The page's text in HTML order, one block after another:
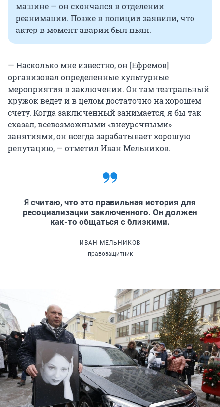
машине — он скончался в отделении
реанимации. Позже в полиции заявили, что
актер в момент аварии был пьян.
— Насколько мне известно, он [Ефремов]
организовал определенные культурные
мероприятия в заключении. Он там театральный
кружок ведет и в целом достаточно на хорошем
счету. Когда заключенный занимается, я бы так
сказал, всевозможными «внеурочными»
занятиями, он всегда зарабатывает хорошую
репутацию, — отметил Иван Мельников.
Я считаю, что это правильная история для
ресоциализации заключенного. Он должен
как-то общаться с близкими.
ИВАН МЕЛЬНИКОВ
правозащитник